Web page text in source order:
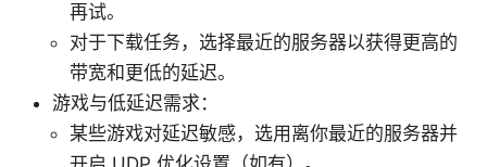
再试。
对于下载任务，选择最近的服务器以获得更高的
带宽和更低的延迟。
游戏与低延迟需求：
某些游戏对延迟敏感，选用离你最近的服务器并